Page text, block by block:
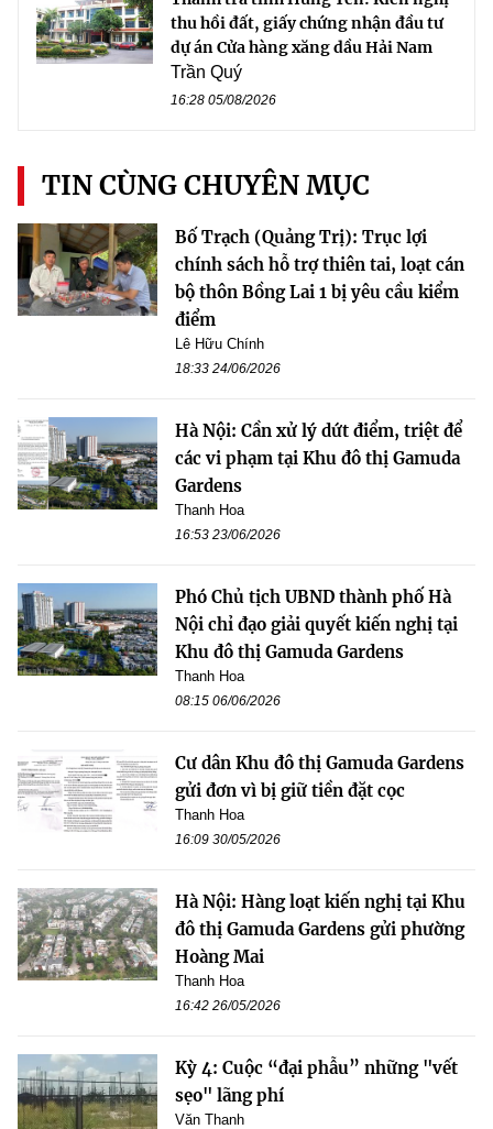
thu hồi đất, giấy chứng nhận đầu tư
dự án Cửa hàng xăng dầu Hải Nam
Trần Quý
16:28 05/08/2026
TIN CÙNG CHUYÊN MỤC
Bố Trạch (Quảng Trị): Trục lợi
chính sách hỗ trợ thiên tai, loạt cán
bộ thôn Bồng Lai 1 bị yêu cầu kiểm
điểm
Lê Hữu Chính
18:33 24/06/2026
Hà Nội: Cần xử lý dứt điểm, triệt để
các vi phạm tại Khu đô thị Gamuda
Gardens
Thanh Hoa
16:53 23/06/2026
Phó Chủ tịch UBND thành phố Hà
Nội chỉ đạo giải quyết kiến nghị tại
Khu đô thị Gamuda Gardens
Thanh Hoa
08:15 06/06/2026
Cư dân Khu đô thị Gamuda Gardens
gửi đơn vì bị giữ tiền đặt cọc
Thanh Hoa
16:09 30/05/2026
Hà Nội: Hàng loạt kiến nghị tại Khu
đô thị Gamuda Gardens gửi phường
Hoàng Mai
Thanh Hoa
16:42 26/05/2026
Kỳ 4: Cuộc “đại phẫu” những "vết
sẹo" lãng phí
Văn Thanh